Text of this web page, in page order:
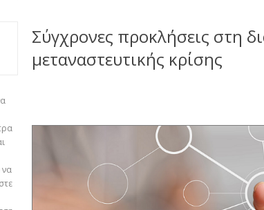
Σύγχρονες προκλήσεις στη
μεταναστευτικής κρίσης
να